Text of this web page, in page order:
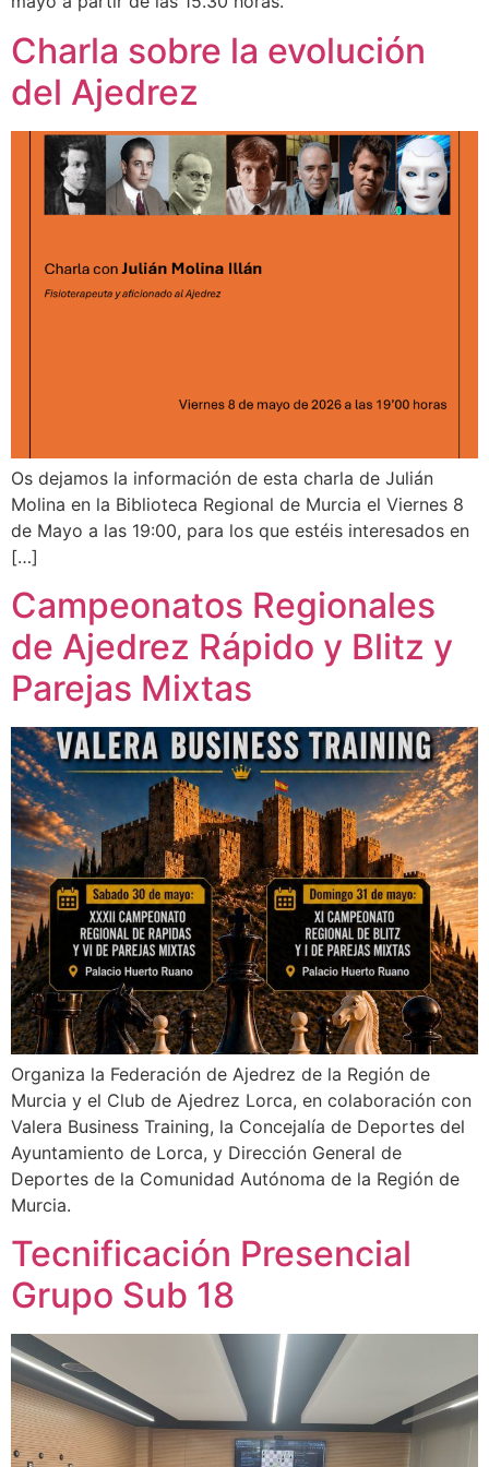
Charla sobre la evolución
del Ajedrez
Os dejamos la información de esta charla de Julián
Molina en la Biblioteca Regional de Murcia el Viernes 8
de Mayo a las 19:00, para los que estéis interesados en
[…]
Campeonatos Regionales
de Ajedrez Rápido y Blitz y
Parejas Mixtas
Organiza la Federación de Ajedrez de la Región de
Murcia y el Club de Ajedrez Lorca, en colaboración con
Valera Business Training, la Concejalía de Deportes del
Ayuntamiento de Lorca, y Dirección General de
Deportes de la Comunidad Autónoma de la Región de
Murcia.
Tecnificación Presencial
Grupo Sub 18